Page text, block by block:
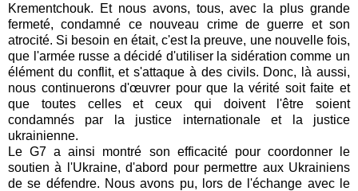
Krementchouk. Et nous avons, tous, avec la plus grande
fermeté, condamné ce nouveau crime de guerre et son
atrocité. Si besoin en était, c'est la preuve, une nouvelle fois,
que l'armée russe a décidé d'utiliser la sidération comme un
élément du conflit, et s'attaque à des civils. Donc, là aussi,
nous continuerons d'œuvrer pour que la vérité soit faite et
que toutes celles et ceux qui doivent l'être soient
condamnés par la justice internationale et la justice
ukrainienne.
Le G7 a ainsi montré son efficacité pour coordonner le
soutien à l'Ukraine, d'abord pour permettre aux Ukrainiens
de se défendre. Nous avons pu, lors de l'échange avec le